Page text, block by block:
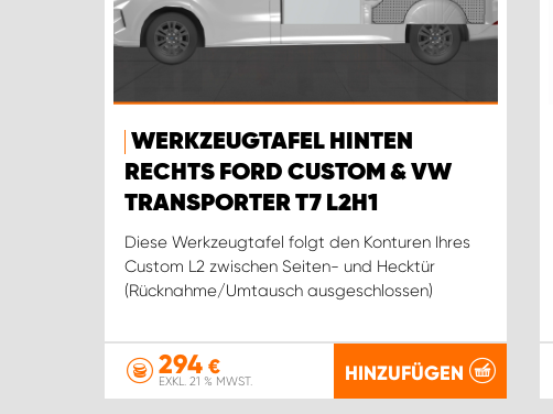
WERKZEUGTAFEL HINTEN
RECHTS FORD CUSTOM & VW
TRANSPORTER T7 L2H1
Diese Werkzeugtafel folgt den Konturen Ihres
Custom L2 zwischen Seiten- und Hecktür
(Rücknahme/Umtausch ausgeschlossen)
294 €
EXKL. 21 % MWST. HINZUFÜGEN